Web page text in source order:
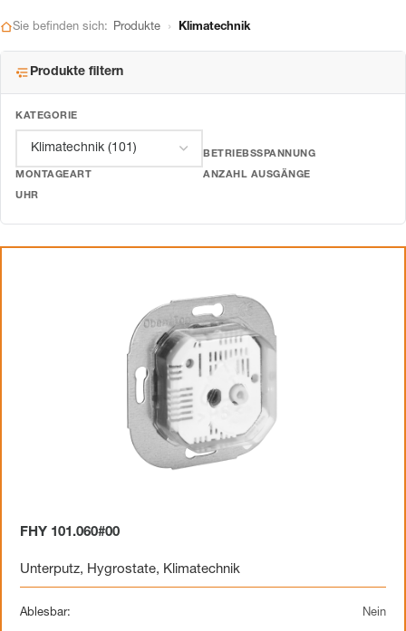
Sie befinden sich: Produkte › Klimatechnik
Produkte filtern
KATEGORIE
BETRIEBSSPANNUNG
MONTAGEART ANZAHL AUSGÄNGE
UHR
FHY 101.060#00
Unterputz, Hygrostate, Klimatechnik
Ablesbar: Nein